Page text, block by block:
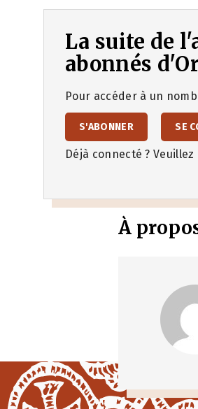
La suite de
abonnés
Pour accéder à un
S'ABONNER SE
Déjà connecté ? Veuillez
À